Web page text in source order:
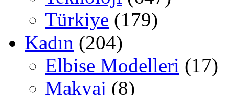
Türkiye (179)
Kadın (204)
Elbise Modelleri (17)
Makyaj (8)